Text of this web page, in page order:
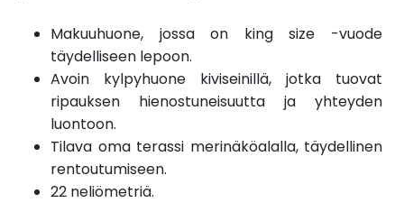
Makuuhuone, jossa on king size -vuode
täydelliseen lepoon.
Avoin kylpyhuone kiviseinillä, jotka tuovat
ripauksen hienostuneisuutta ja yhteyden
luontoon.
Tilava oma terassi merinäköalalla, täydellinen
rentoutumiseen.
22 neliömetriä.